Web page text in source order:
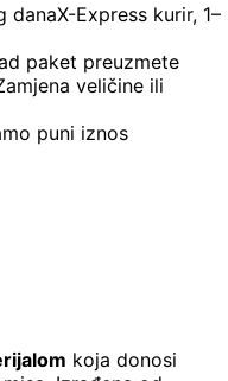
danaX-Express kurir, 1–
paket preuzmete
veličine ili
puni iznos
koja donosi